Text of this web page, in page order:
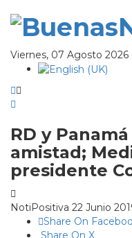
Viernes, 07 Agosto 2026
RD y
amistad;
presidente
NotiPositiva 22 Junio
Share On
Share On X